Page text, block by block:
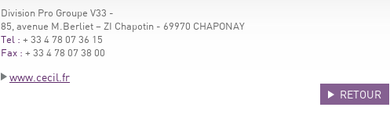
Division Pro Groupe V33 -
85, avenue M.Berliet – ZI Chapotin - 69970 CHAPONAY
Tel : + 33 4 78 07 36 15
Fax : + 33 4 78 07 38 00
www.cecil.fr
RETOUR